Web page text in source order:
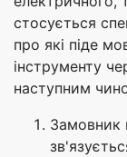
стосується
про які піде
інструменту
наступним
Замовник